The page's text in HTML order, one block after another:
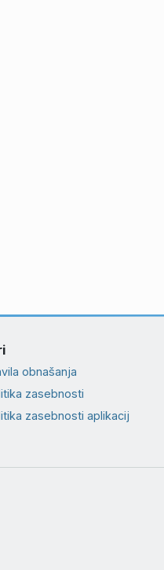
obnašanja
zasebnosti
zasebnosti aplikacij